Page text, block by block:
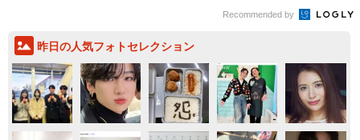
Recommended by
昨日の人気フォトセレクション